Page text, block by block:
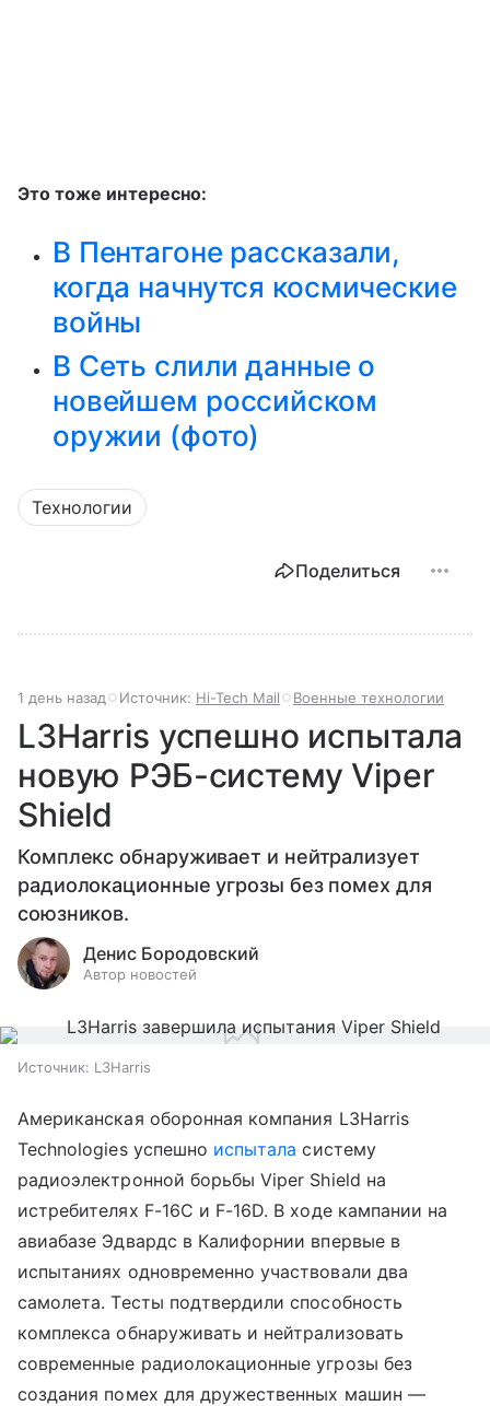
Это тоже интересно:
В Пентагоне рассказали,
когда начнутся космические
войны
В Сеть слили данные о
новейшем российском
оружии (фото)
Технологии
Поделиться
1 день назад Источник: Hi-Tech Mail Военные технологии
L3Harris успешно испытала
новую РЭБ-систему Viper
Shield
Комплекс обнаруживает и нейтрализует
радиолокационные угрозы без помех для
союзников.
Денис Бородовский
Автор новостей
Источник: L3Harris
Американская оборонная компания L3Harris
Technologies успешно испытала систему
радиоэлектронной борьбы Viper Shield на
истребителях F-16C и F-16D. В ходе кампании на
авиабазе Эдвардс в Калифорнии впервые в
испытаниях одновременно участвовали два
самолета. Тесты подтвердили способность
комплекса обнаруживать и нейтрализовать
современные радиолокационные угрозы без
создания помех для дружественных машин —